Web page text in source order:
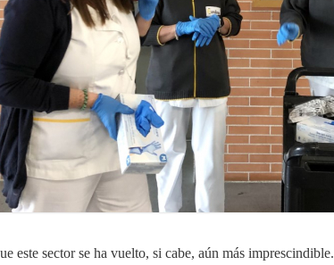
este sector se ha vuelto, si cabe, aún más imprescindible.